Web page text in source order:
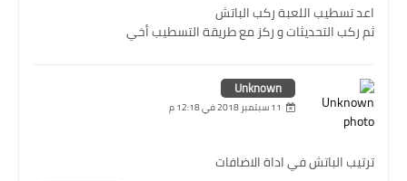
اعد تسطيب اللعبة ركب الباتش
ثم ركب التحديثات و ركز مع طريقة التسطيب أخي
Unknown
11 سبتمبر 2018 في 12:18 م
ترتيب الباتش في اداة الاضافات